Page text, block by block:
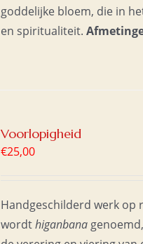
goddelijke bloem, die in
en spiritualiteit.
Voorlopigheid
€25,00
Handgeschilderd werk op
wordthiganbana